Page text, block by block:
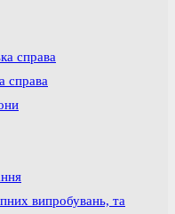
справа
справа
випробувань, та